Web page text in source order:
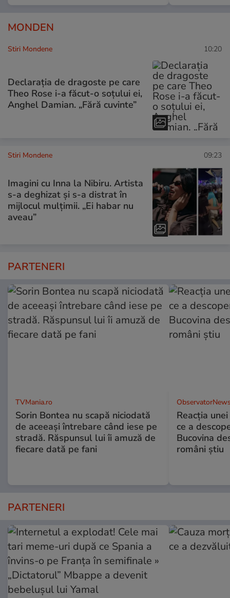
MONDEN
Stiri Mondene 10:20
Declarația de dragoste pe care
Theo Rose i-a făcut-o soțului ei,
Anghel Damian. „Fără cuvinte”
Stiri Mondene 09:23
Imagini cu Inna la Nibiru. Artista
s-a deghizat și s-a distrat în
mijlocul mulțimii. „Ei habar nu
aveau”
PARTENERI
TVMania.ro
Sorin Bontea nu scapă niciodată
de aceeași întrebare când iese pe
stradă. Răspunsul lui îi amuză de
fiecare dată pe fani
Reacția
ce a
Bucovina
români știu
PARTENERI